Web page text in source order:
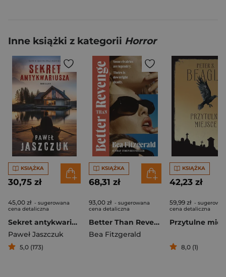
Inne książki z kategorii Horror
KSIĄŻKA
30,75 zł
45,00 zł - sugerowana
cena detaliczna
Sekret antykwariusza
Paweł Jaszczuk
5,0 (173)
KSIĄŻKA
68,31 zł
93,00 zł - sugerowana
cena detaliczna
Better Than Revenge
Bea Fitzgerald
KSIĄŻKA
42,23 zł
59,99 zł -
cena detaliczna
Przytulne
8,0 (1)